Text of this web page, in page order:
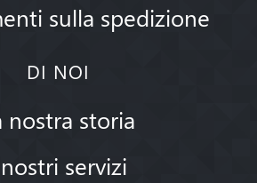
sulla spedizione
DI NOI
nostra storia
servizi